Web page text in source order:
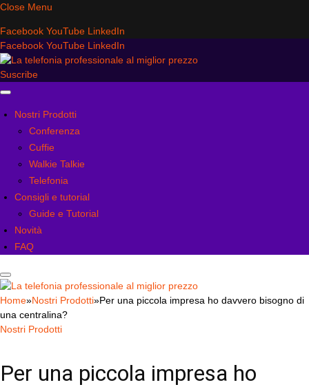
Close Menu
Facebook YouTube LinkedIn
Facebook YouTube LinkedIn
Suscribe
Nostri Prodotti
Conferenza
Cuffie
Walkie Talkie
Telefonia
Consigli e tutorial
Guide e Tutorial
Novità
FAQ
Home»Nostri Prodotti»Per una piccola impresa ho davvero bisogno di
una centralina?
Nostri Prodotti
Per una piccola impresa ho